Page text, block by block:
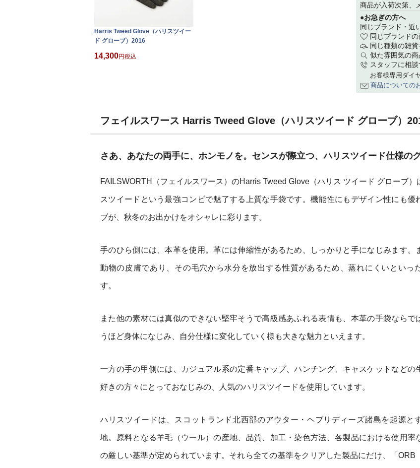
Harris Tweed Glove（ハリスツイー
ド グローブ）2016
14,300 税込
商品が入荷次第、
●お急ぎの方へ
同じブランド・近
同じブランドの
同じ種類の雑貨
似た雰囲気の商
スタッフに相談
お客様専用ダイ
商品についての
フェイルスワース Harris Tweed Glove（ハリスツイード グローブ）
さあ、あなたの両手に、ホンモノを。センスが際立つ、ハリスツイード仕様のグ
FAILSWORTH（フェイルスワース）のHarris Tweed Glove（ハリス ツイード グローブ）
スツイードという最強コンビで魅了する上質な手袋です。機能性にもデザイン性にも優
ブが、秋冬のお出かけをオシャレに彩ります。
手のひら側には、本革を使用。革には伸縮性があるため、しっかりと手になじみます。
動物の皮膚であり、その毛穴から水分を放出する性質があるため、蒸れにくいといっ
す。
また他の素材には真似のできない堅牢そうで高級感あふれる表情も、本革の手袋ならで
うほど身体になじみ、自分仕様に変化していく様も大きな魅力といえます。
一方の手の甲側には、カジュアル系の定番キャップ、ハンチング、キャスケットなどの
好きの方々にとっておなじみの、人気のハリスツイードを使用しています。
ハリスツイードは、スコットランド北西部のアウター・ヘブリディーズ諸島を起源と
地。原料となる羊毛（ウール）の産地、品質、加工・染色方法、各製品における使用率
の厳しい基準が定められています。それら全ての基準をクリアした製品にだけ、「ORB